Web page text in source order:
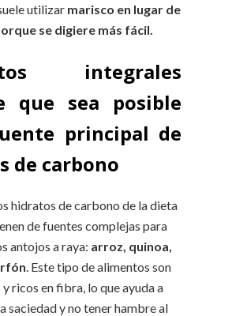
utilizar marisco en lugar de
se digiere más fácil.
integrales
que sea posible
principal de
de carbono
hidratos de carbono de la dieta
de fuentes complejas para
antojos a raya: arroz, quinoa,
. Este tipo de alimentos son
ricos en fibra, lo que ayuda a
saciedad y no tener hambre al